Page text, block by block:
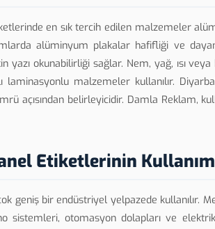
en sık tercih edilen malzemeler
alüminyum plakalar hafifliği ve
yazı okunabilirliği sağlar. Nem, yağ, ısı
laminasyonlu malzemeler kullanılır.
açısından belirleyicidir. Damla Reklam,
Etiketlerinin
geniş bir endüstriyel yelpazede kullanılır.
sistemleri, otomasyon dolapları ve